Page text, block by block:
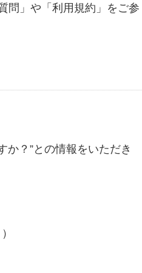
問」や「利用規約」をご参
か？”との情報をいただき